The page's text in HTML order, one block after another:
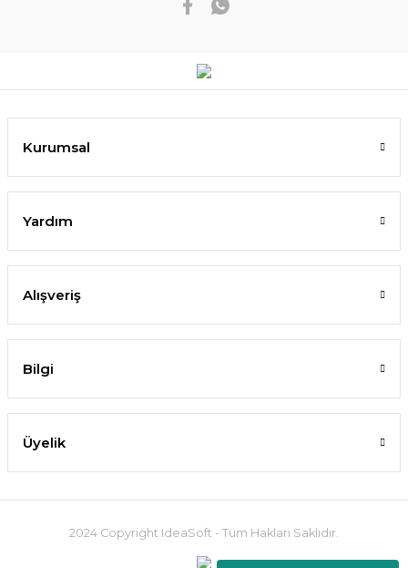
Kurumsal
Yardım
Alışveriş
Bilgi
Üyelik
2024 Copyright IdeaSoft - Tüm Hakları Saklıdır.